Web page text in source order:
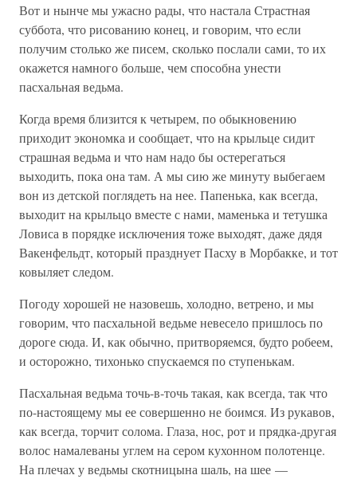
Вот и нынче мы ужасно рады, что настала Страстная
суббота, что рисованию конец, и говорим, что если
получим столько же писем, сколько послали сами, то их
окажется намного больше, чем способна унести
пасхальная ведьма.
Когда время близится к четырем, по обыкновению
приходит экономка и сообщает, что на крыльце сидит
страшная ведьма и что нам надо бы остерегаться
выходить, пока она там. А мы сию же минуту выбегаем
вон из детской поглядеть на нее. Папенька, как всегда,
выходит на крыльцо вместе с нами, маменька и тетушка
Ловиса в порядке исключения тоже выходят, даже дядя
Вакенфельдт, который празднует Пасху в Морбакке, и тот
ковыляет следом.
Погоду хорошей не назовешь, холодно, ветрено, и мы
говорим, что пасхальной ведьме невесело пришлось по
дороге сюда. И, как обычно, притворяемся, будто робеем,
и осторожно, тихонько спускаемся по ступенькам.
Пасхальная ведьма точь-в-точь такая, как всегда, так что
по-настоящему мы ее совершенно не боимся. Из рукавов,
как всегда, торчит солома. Глаза, нос, рот и прядка-другая
волос намалеваны углем на сером кухонном полотенце.
На плечах у ведьмы скотницына шаль, на шее —